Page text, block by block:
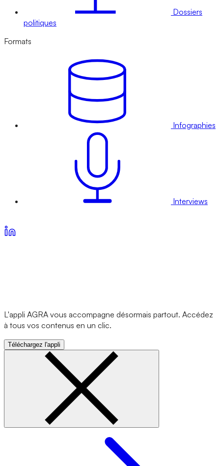
Dossiers
politiques
Formats
Infographies
Interviews
L'appli AGRA vous accompagne désormais partout. Accédez
à tous vos contenus en un clic.
Téléchargez l'appli